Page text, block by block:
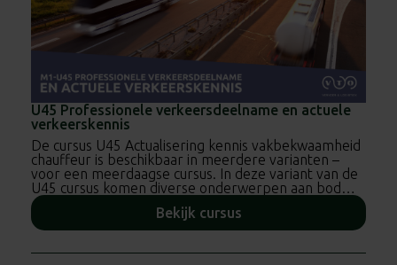
U45 Professionele verkeersdeelname en actuele
verkeerskennis
De cursus U45 Actualisering kennis vakbekwaamheid
chauffeur is beschikbaar in meerdere varianten –
voor een meerdaagse cursus. In deze variant van de
U45 cursus komen diverse onderwerpen aan bod
rondom actuele verkeersregels en professioneel
verkeersgedrag. De training helpt chauffeurs om op
de hoogte te blijven van recente wijzigingen en leert
Bekijk cursus